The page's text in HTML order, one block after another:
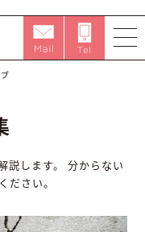
します。
分からない
ださい。